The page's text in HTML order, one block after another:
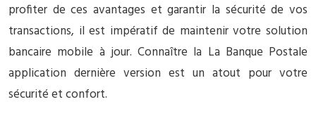
profiter de ces avantages et garantir la sécurité de vos
transactions, il est impératif de maintenir votre solution
bancaire mobile à jour. Connaître la La Banque Postale
application dernière version est un atout pour votre
sécurité et confort.